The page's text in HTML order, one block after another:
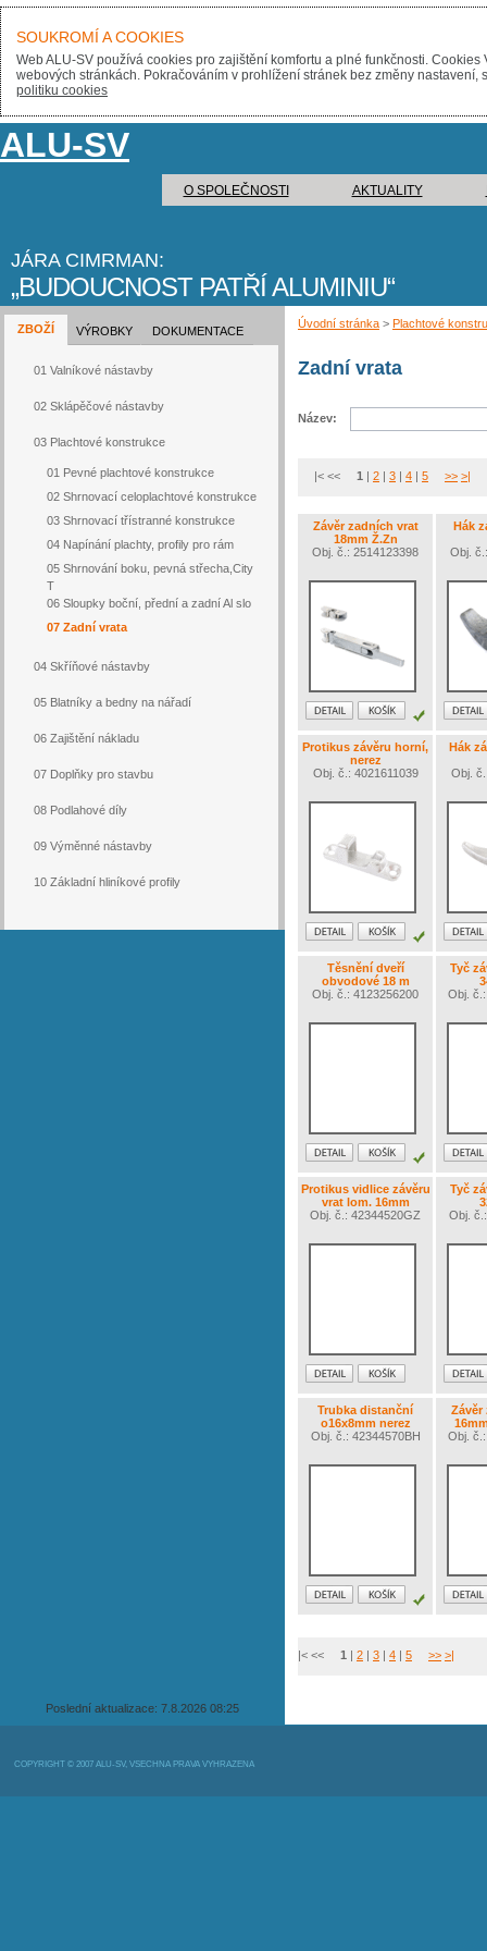
ALU-SV
O SPOLEČNOSTI AKTUALITY
JÁRA CIMRMAN:
BUDOUCNOST PATŘÍ ALUMINIU
Poslední aktualizace: 7.8.2026 08:25
ZBOŽÍ
01 Valníkové nástavby
02 Sklápěčové nástavby
03 Plachtové konstrukce
01 Pevné plachtové konstrukce
02 Shrnovací celoplachtové konstrukce
03 Shrnovací třístranné konstrukce
04 Napínání plachty, profily pro rám
05 Shrnování boku, pevná střecha,City
T
06 Sloupky boční, přední a zadní Al slo
07 Zadní vrata
04 Skříňové nástavby
05 Blatníky a bedny na nářadí
06 Zajištění nákladu
07 Doplňky pro stavbu
08 Podlahové díly
09 Výměnné nástavby
10 Základní hliníkové profily
VÝROBKY DOKUMENTACE
Úvodní stránka > Plachtové
Zadní vrata
Název:
|< << 1 | 2 | 3 | 4 | 5 >> >|
Závěr zadních vrat
18mm Ž.Zn
Obj. č.: 2514123398
Hák
Obj.
Protikus závěru horní,
nerez
Obj. č.: 4021611039
Hák
Obj.
Těsnění dveří
obvodové 18 m
Obj. č.: 4123256200
Tyč
Obj.
Protikus vidlice závěru
vrat lom. 16mm
Obj. č.: 42344520GZ
Tyč
Obj.
Trubka distanční
o16x8mm nerez
Obj. č.: 42344570BH
Závěr
Obj.
|< << 1 | 2 | 3 | 4 | 5 >> >|
COPYRIGHT © 2007 ALU-SV, VŠECHNA PRÁVA VYHRAZENA
SOUKROMÍ A COOKIES
Web ALU-SV používá cookies pro zajištění komfortu a plné funkčnosti.
webových stránkách. Pokračováním v prohlížení stránek bez změny
politiku cookies